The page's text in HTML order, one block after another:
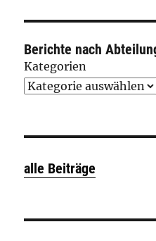
Berichte nach
Kategorien
alle Beiträge